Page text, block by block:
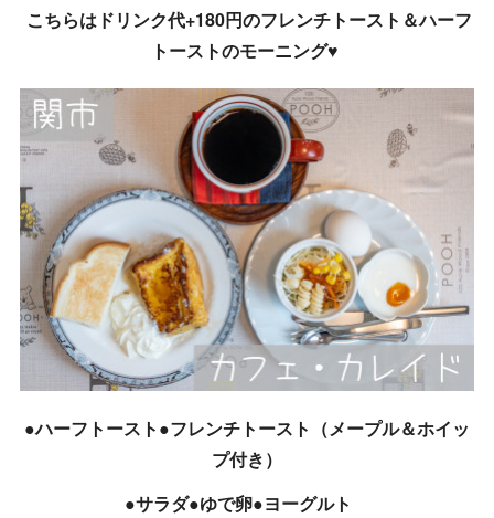
こちらはドリンク代+180円のフレンチトースト＆ハーフ
トーストのモーニング♥
●ハーフトースト●フレンチトースト（メープル＆ホイッ
プ付き）
●サラダ●ゆで卵●ヨーグルト